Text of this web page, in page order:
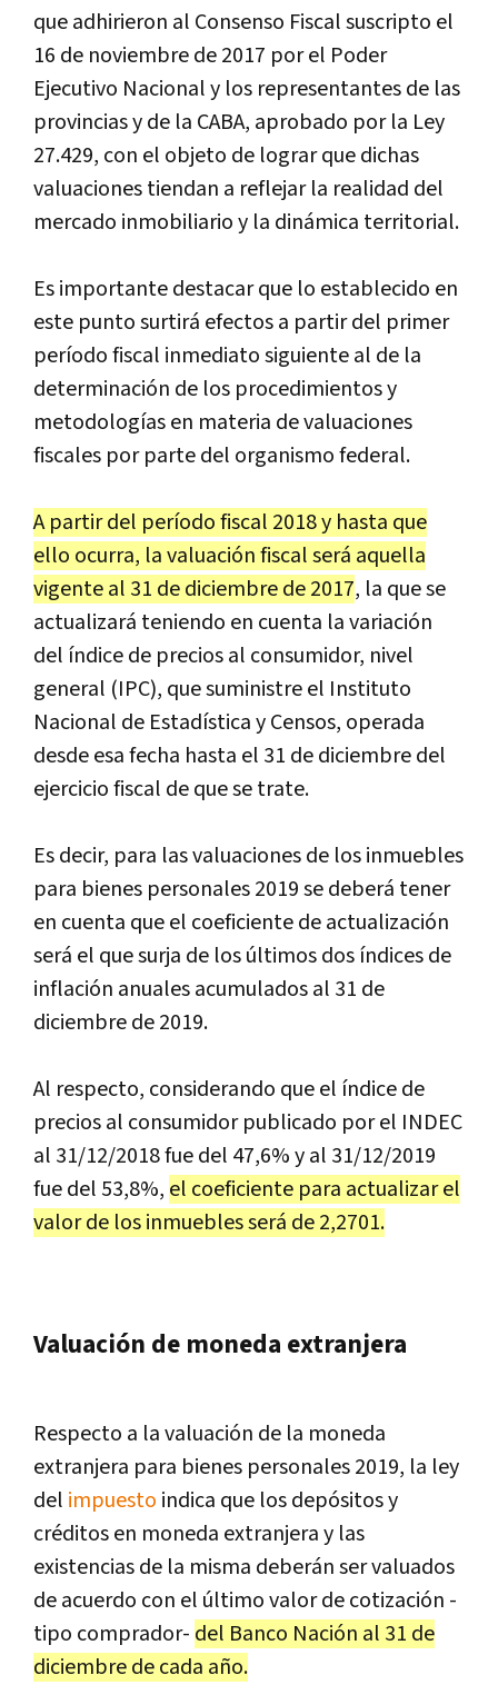
que adhirieron al Consenso Fiscal suscripto el
16 de noviembre de 2017 por el Poder
Ejecutivo Nacional y los representantes de las
provincias y de la CABA, aprobado por la Ley
27.429, con el objeto de lograr que dichas
valuaciones tiendan a reflejar la realidad del
mercado inmobiliario y la dinámica territorial.
Es importante destacar que lo establecido en
este punto surtirá efectos a partir del primer
período fiscal inmediato siguiente al de la
determinación de los procedimientos y
metodologías en materia de valuaciones
fiscales por parte del organismo federal.
A partir del período fiscal 2018 y hasta que
ello ocurra, la valuación fiscal será aquella
vigente al 31 de diciembre de 2017, la que se
actualizará teniendo en cuenta la variación
del índice de precios al consumidor, nivel
general (IPC), que suministre el Instituto
Nacional de Estadística y Censos, operada
desde esa fecha hasta el 31 de diciembre del
ejercicio fiscal de que se trate.
Es decir, para las valuaciones de los inmuebles
para bienes personales 2019 se deberá tener
en cuenta que el coeficiente de actualización
será el que surja de los últimos dos índices de
inflación anuales acumulados al 31 de
diciembre de 2019.
Al respecto, considerando que el índice de
precios al consumidor publicado por el INDEC
al 31/12/2018 fue del 47,6% y al 31/12/2019
fue del 53,8%, el coeficiente para actualizar el
valor de los inmuebles será de 2,2701.
Valuación de moneda extranjera
Respecto a la valuación de la moneda
extranjera para bienes personales 2019, la ley
del impuesto indica que los depósitos y
créditos en moneda extranjera y las
existencias de la misma deberán ser valuados
de acuerdo con el último valor de cotización -
tipo comprador- del Banco Nación al 31 de
diciembre de cada año.